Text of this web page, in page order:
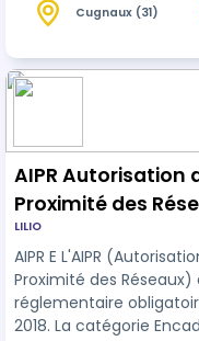
motorisation
embarquée très basse
tension (BT). La norme
Cugnaux (31)
AIPR Autorisation
Proximité des
INTER
LILIO
AIPR E L'AIPR
Proximité des
réglementaire
2018. La catégorie